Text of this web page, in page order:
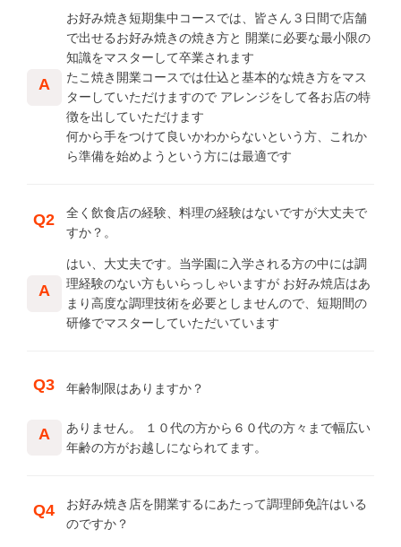
A
お好み焼き短期集中コースでは、皆さん３日間で店舗
で出せるお好み焼きの焼き方と 開業に必要な最小限の
知識をマスターして卒業されます
たこ焼き開業コースでは仕込と基本的な焼き方をマス
ターしていただけますので アレンジをして各お店の特
徴を出していただけます
何から手をつけて良いかわからないという方、これか
ら準備を始めようという方には最適です
Q2
全く飲食店の経験、料理の経験はないですが大丈夫で
すか？。
A
はい、大丈夫です。当学園に入学される方の中には調
理経験のない方もいらっしゃいますが お好み焼店はあ
まり高度な調理技術を必要としませんので、短期間の
研修でマスターしていただいています
Q3 年齢制限はありますか？
A
ありません。 １０代の方から６０代の方々まで幅広い
年齢の方がお越しになられてます。
Q4
お好み焼き店を開業するにあたって調理師免許はいる
のですか？